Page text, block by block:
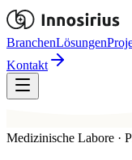
BranchenLösungen
Kontakt
Medizinische Labore ·